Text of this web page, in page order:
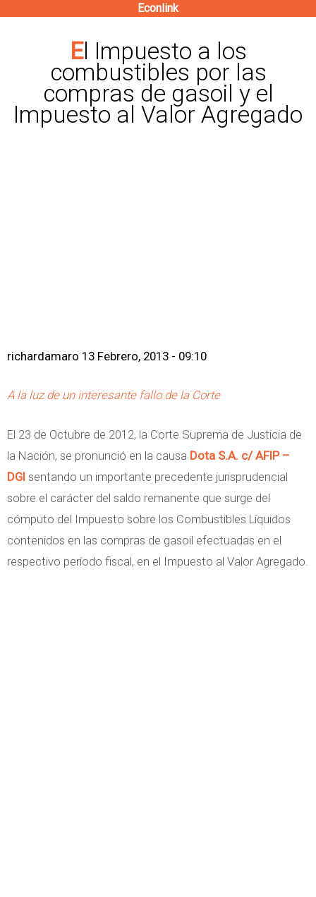
contenido
principal
Econlink
El Impuesto a los
combustibles por las
compras de gasoil y el
Impuesto al Valor Agregado
richardamaro 13 Febrero, 2013 - 09:10
A la luz de un interesante fallo de la Corte
El 23 de Octubre de 2012, la Corte Suprema de Justicia de
la Nación, se pronunció en la causa Dota S.A. c/ AFIP –
DGI sentando un importante precedente jurisprudencial
sobre el carácter del saldo remanente que surge del
cómputo del Impuesto sobre los Combustibles Líquidos
contenidos en las compras de gasoil efectuadas en el
respectivo período fiscal, en el Impuesto al Valor Agregado.